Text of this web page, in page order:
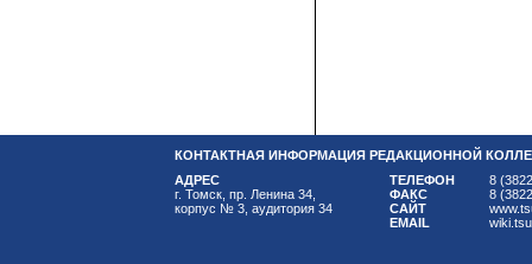
КОНТАКТНАЯ ИНФОРМАЦИЯ РЕДАКЦИОННОЙ
АДРЕС
г. Томск, пр. Ленина 34,
корпус № 3, аудитория 34
ТЕЛЕФОН
ФАКС
САЙТ
EMAIL
8
8